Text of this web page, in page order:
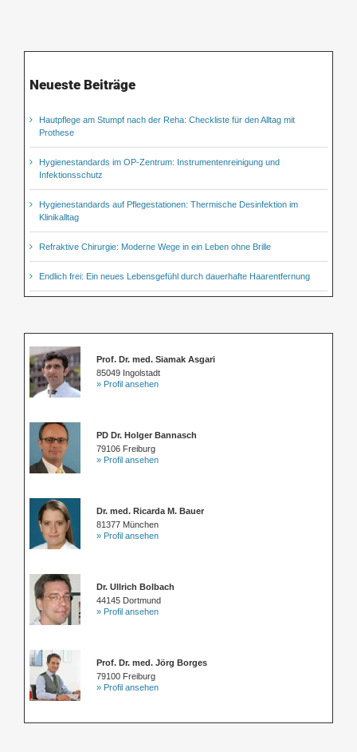
Neueste Beiträge
Hautpflege am Stumpf nach der Reha: Checkliste für den Alltag mit
Prothese
Hygienestandards im OP-Zentrum: Instrumentenreinigung und
Infektionsschutz
Hygienestandards auf Pflegestationen: Thermische Desinfektion im
Klinikalltag
Refraktive Chirurgie: Moderne Wege in ein Leben ohne Brille
Endlich frei: Ein neues Lebensgefühl durch dauerhafte Haarentfernung
Prof. Dr. med. Siamak Asgari
85049 Ingolstadt
» Profil ansehen
PD Dr. Holger Bannasch
79106 Freiburg
» Profil ansehen
Dr. med. Ricarda M. Bauer
81377 München
» Profil ansehen
Dr. Ullrich Bolbach
44145 Dortmund
» Profil ansehen
Prof. Dr. med. Jörg Borges
79100 Freiburg
» Profil ansehen